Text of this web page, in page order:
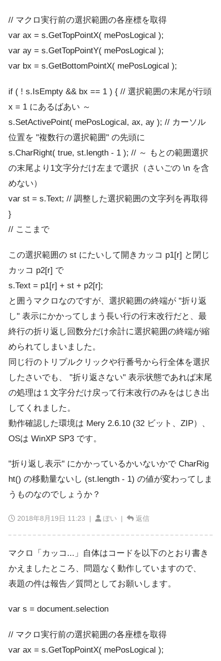
// マクロ実行前の選択範囲の各座標を取得
var ax = s.GetTopPointX( mePosLogical );
var ay = s.GetTopPointY( mePosLogical );
var bx = s.GetBottomPointX( mePosLogical );
if ( ! s.IsEmpty && bx == 1 ) { // 選択範囲の末尾が行頭
x = 1 にあるばあい ～
s.SetActivePoint( mePosLogical, ax, ay ); // カーソル
位置を "複数行の選択範囲" の先頭に
s.CharRight( true, st.length - 1 ); // ～ もとの範囲選択
の末尾より1文字分だけ左まで選択（さいごの \n を含
めない）
var st = s.Text; // 調整した選択範囲の文字列を再取得
}
// ここまで
この選択範囲の st にたいして開きカッコ p1[r] と閉じ
カッコ p2[r] で
s.Text = p1[r] + st + p2[r];
と囲うマクロなのですが、選択範囲の終端が "折り返
し" 表示にかかってしまう長い行の行末改行だと、最
終行の折り返し回数分だけ余計に選択範囲の終端が縮
められてしまいました。
同じ行のトリプルクリックや行番号から行全体を選択
したさいでも、 "折り返さない" 表示状態であれば末尾
の処理は１文字分だけ戻って行末改行のみをはじき出
してくれました。
動作確認した環境は Mery 2.6.10 (32 ビット、ZIP）、
OSは WinXP SP3 です。
"折り返し表示" にかかっているかいないかで CharRig
ht() の移動量ないし (st.length - 1) の値が変わってしま
うものなのでしょうか？
2018年8月19日 11:23 | ぽい | 返信
マクロ「カッコ...」自体はコードを以下のとおり書き
かえましたところ、問題なく動作していますので、
表題の件は報告／質問としてお願いします。
var s = document.selection
// マクロ実行前の選択範囲の各座標を取得
var ax = s.GetTopPointX( mePosLogical );